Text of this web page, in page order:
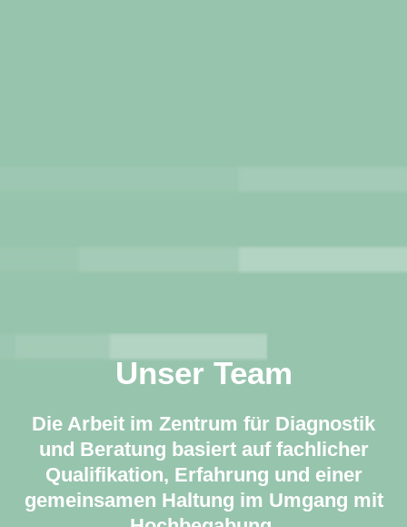
Unser Team
Die Arbeit im Zentrum für Diagnostik
und Beratung basiert auf fachlicher
Qualifikation, Erfahrung und einer
gemeinsamen Haltung im Umgang mit